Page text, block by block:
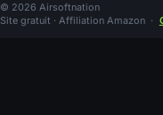
© 2026 Airsoftnation
Site gratuit · Affiliation Amazon ·